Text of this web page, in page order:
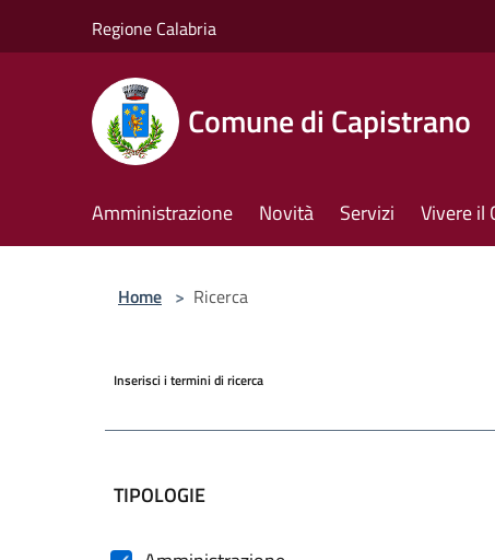
Regione Calabria
Comune di Capistrano
Amministrazione Novità Servizi Vivere il
Home > Ricerca
Inserisci i termini di ricerca
filtri da applicare
TIPOLOGIE